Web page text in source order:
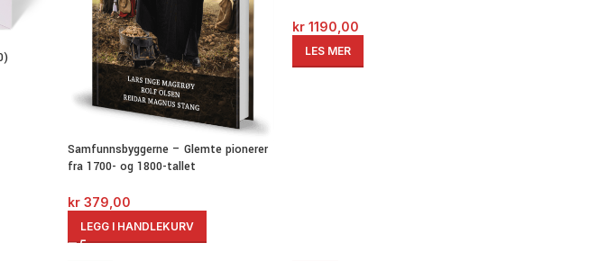
Samfunnsbyggerne – Glemte pionerer
fra 1700- og 1800-tallet
kr 379,00
LEGG I HANDLEKURV
kr1190,00
LES MER